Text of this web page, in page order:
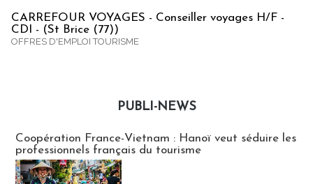
CARREFOUR VOYAGES - Conseiller voyages H/F -
CDI - (St Brice (77))
OFFRES D'EMPLOI TOURISME
PUBLI-NEWS
Coopération France-Vietnam : Hanoï veut séduire les
professionnels français du tourisme